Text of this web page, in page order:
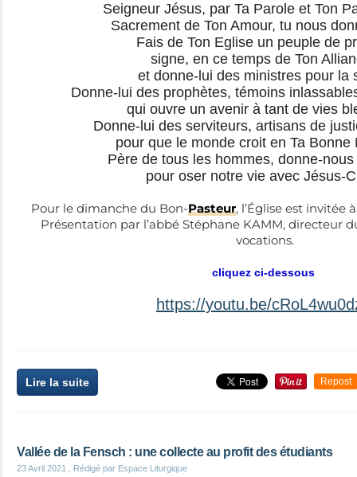
Seigneur Jésus, par Ta Parole et Ton
Sacrement de Ton Amour, tu nous
Fais de Ton Eglise un peuple de
signe, en ce temps de Ton
et donne-lui des ministres pour la
Donne-lui des prophètes, témoins
qui ouvre un avenir à tant de vies
Donne-lui des serviteurs, artisans de
pour que le monde croit en Ta Bonne
Père de tous les hommes, donne-nous
pour oser notre vie avec Jésus-
Pour le dimanche du Bon-Pasteur, l’Église est invitée
Présentation par l’abbé Stéphane KAMM, directeur
vocations.
cliquez ci-dessous
https://youtu.be/
Lire la suite Repost
Vallée de la Fensch : une collecte au profit des étudiants
23 Avril 2021 , Rédigé par Espace Liturgique